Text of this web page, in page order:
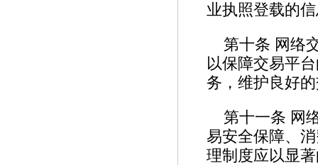
业执照登载的
第十条 网络
以保障交易平
务，维护良好
第十一条 网
易安全保障、
理制度应以显